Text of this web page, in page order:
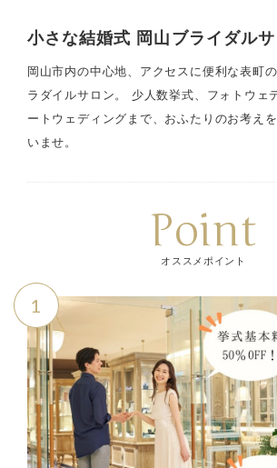
小さな結婚式 岡山ブライダル
岡山市内の中心地、アクセスに便利な表町
ラダイルサロン。 少人数挙式、フォトウェ
ートウェディングまで、おふたりのお考え
いませ。
Point
オススメポイント
1